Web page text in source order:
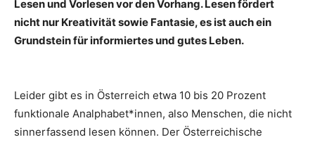
Lesen und Vorlesen vor den Vorhang. Lesen fördert
nicht nur Kreativität sowie Fantasie, es ist auch ein
Grundstein für informiertes und gutes Leben.
Leider gibt es in Österreich etwa 10 bis 20 Prozent
funktionale Analphabet*innen, also Menschen, die nicht
sinnerfassend lesen können. Der Österreichische